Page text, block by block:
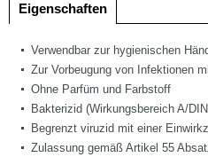
Eigenschaften
Verwendbar zur hygienischen
Zur Vorbeugung von Infektionen
Ohne Parfüm und Farbstoff
Bakterizid (Wirkungsbereich A/
Begrenzt viruzid mit einer
Zulassung gemäß Artikel 55